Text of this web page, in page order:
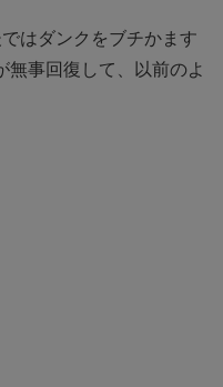
はダンクをブチかます
無事回復して、以前のよ